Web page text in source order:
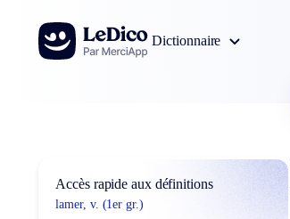
Aller au contenu
Dictionnaire
Accès rapide aux définitions
lamer, v. (1er gr.)